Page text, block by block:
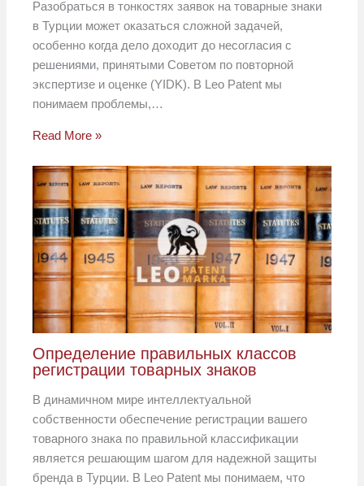
Разобраться в тонкостях заявок на товарные знаки
в Турции может оказаться сложной задачей,
особенно когда дело доходит до несогласия с
решениями, принятыми Советом по повторной
экспертизе и оценке (YIDK). В Leo Patent мы
понимаем проблемы,…
Read More »
Определение правильных классов
регистрации товарных знаков
В динамичном мире интеллектуальной
собственности обеспечение регистрации вашего
товарного знака по правильной классификации
является решающим шагом для надежной защиты
бренда в Турции. В Leo Patent мы понимаем, что